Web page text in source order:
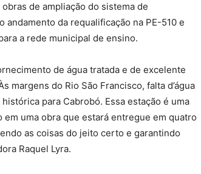
de ampliação do sistema de
da requalificação na PE-510 e
a rede municipal de ensino.
de água tratada e de excelente
margens do Rio São Francisco, falta d’água
para Cabrobó. Essa estação é uma
uma obra que estará entregue em quatro
as coisas do jeito certo e garantindo
Raquel Lyra.